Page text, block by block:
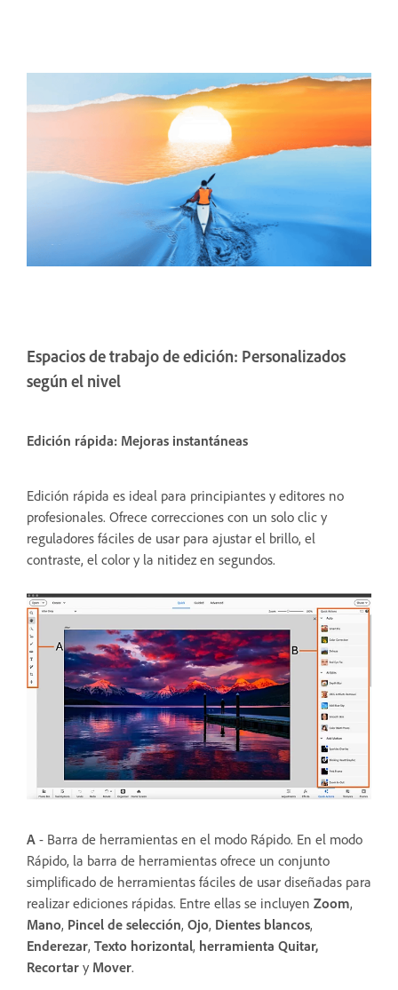
Espacios de trabajo de edición: Personalizados
según el nivel
Edición rápida: Mejoras instantáneas
Edición rápida es ideal para principiantes y editores no
profesionales. Ofrece correcciones con un solo clic y
reguladores fáciles de usar para ajustar el brillo, el
contraste, el color y la nitidez en segundos.
A - Barra de herramientas en el modo Rápido. En el modo
Rápido, la barra de herramientas ofrece un conjunto
simplificado de herramientas fáciles de usar diseñadas para
realizar ediciones rápidas. Entre ellas se incluyen Zoom,
Mano, Pincel de selección, Ojo, Dientes blancos,
Enderezar, Texto horizontal, herramienta Quitar,
Recortar y Mover.